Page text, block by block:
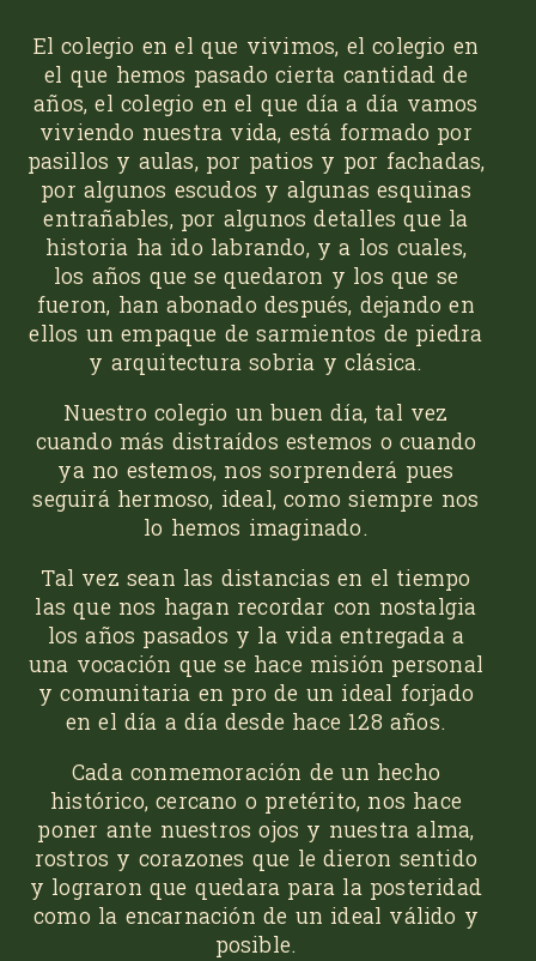
El colegio en el que vivimos, el colegio en
el que hemos pasado cierta can­ti­dad de
años, el colegio en el que día a día vamos
viviendo nuestra vida, está formado por
pasillos y aulas, por patios y por fachadas,
por algunos escudos y algunas esquinas
entrañables, por algunos detalles que la
historia ha ido labrando, y a los cuales,
los años que se quedaron y los que se
fueron, han abonado después, dejando en
ellos un empaque de sarmientos de piedra
y arquitectura sobria y clásica.
Nuestro colegio un buen día, tal vez
cuando más distraídos estemos o cuando
ya no estemos, nos sorprenderá pues
seguirá hermoso, ideal, como siempre nos
lo hemos imaginado.
Tal vez sean las distancias en el tiempo
las que nos hagan recordar con nostalgia
los años pasados y la vida entregada a
una vocación que se hace misión personal
y comunitaria en pro de un ideal forjado
en el día a día desde hace 128 años.
Cada conmemoración de un hecho
histórico, cercano o pretérito, nos hace
poner ante nuestros ojos y nuestra alma,
rostros y corazones que le dieron sentido
y lograron que quedara para la posteridad
como la encarnación de un ideal válido y
posible.